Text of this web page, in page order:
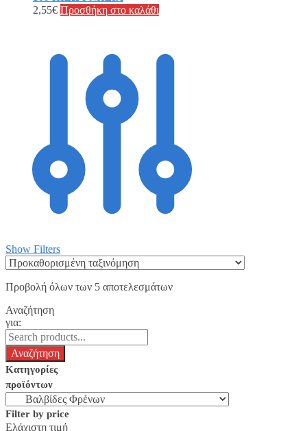
2,55€ Προσθήκη στο καλάθι
Show Filters
Προβολή όλων των 5 αποτελεσμάτων
Αναζήτηση
για:
Κατηγορίες
προϊόντων
Filter by price
Ελάχιστη τιμή